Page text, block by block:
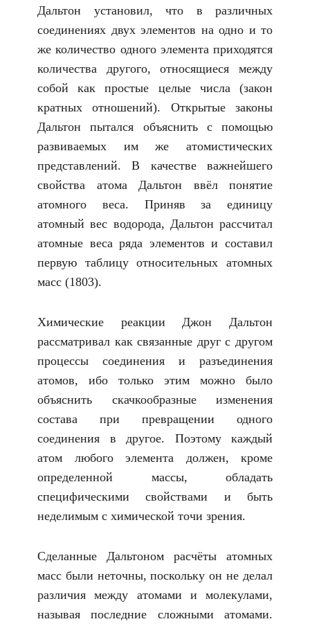
Дальтон установил, что в различных
соединениях двух элементов на одно и то
же количество одного элемента приходятся
количества другого, относящиеся между
собой как простые целые числа (закон
кратных отношений). Открытые законы
Дальтон пытался объяснить с помощью
развиваемых им же атомистических
представлений. В качестве важнейшего
свойства атома Дальтон ввёл понятие
атомного веса. Приняв за единицу
атомный вес водорода, Дальтон рассчитал
атомные веса ряда элементов и составил
первую таблицу относительных атомных
масс (1803).
Химические реакции Джон Дальтон
рассматривал как связанные друг с другом
процессы соединения и разъединения
атомов, ибо только этим можно было
объяснить скачкообразные изменения
состава при превращении одного
соединения в другое. Поэтому каждый
атом любого элемента должен, кроме
определенной массы, обладать
специфическими свойствами и быть
неделимым с химической точи зрения.
Сделанные Дальтоном расчёты атомных
масс были неточны, поскольку он не делал
различия между атомами и молекулами,
называя последние сложными атомами.